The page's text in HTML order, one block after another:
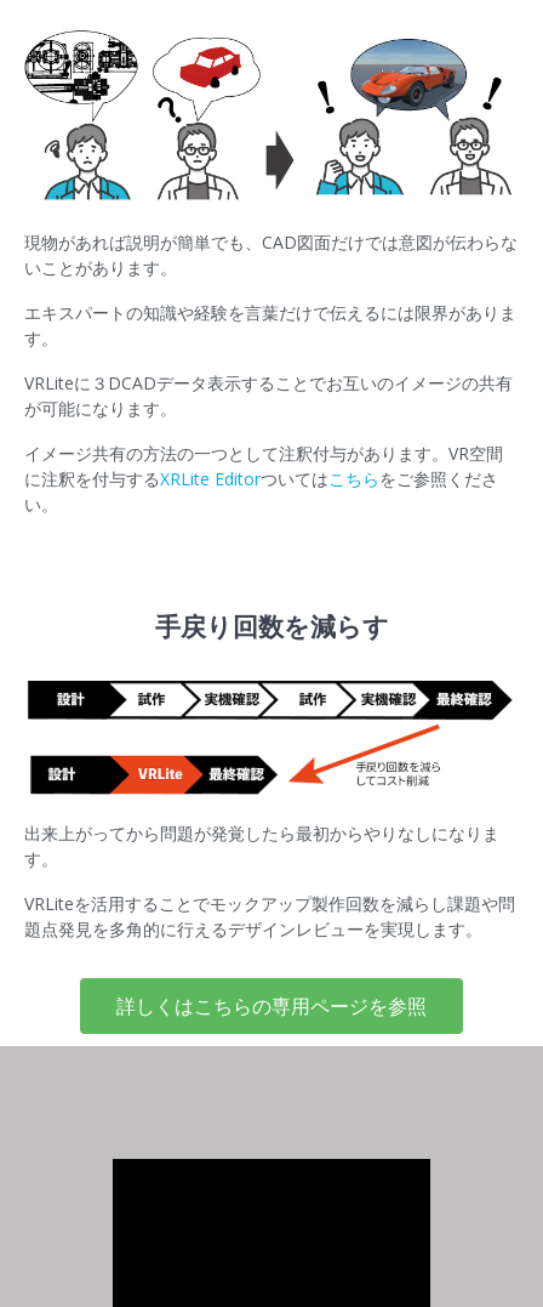
現物があれば説明が簡単でも、CAD図面だけでは意図が伝わらな
いことがあります。
エキスパートの知識や経験を言葉だけで伝えるには限界がありま
す。
VRLiteに３DCADデータ表示することでお互いのイメージの共有
が可能になります。
イメージ共有の方法の一つとして注釈付与があります。VR空間
に注釈を付与するXRLite Editorついてはこちらをご参照くださ
い。
手戻り回数を減らす
出来上がってから問題が発覚したら最初からやりなしになりま
す。
VRLiteを活用することでモックアップ製作回数を減らし課題や問
題点発見を多角的に行えるデザインレビューを実現します。
詳しくはこちらの専用ページを参照